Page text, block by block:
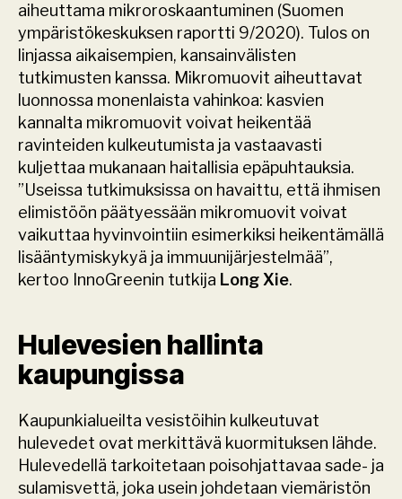
aiheuttama mikroroskaantuminen (Suomen
ympäristökeskuksen raportti 9/2020). Tulos on
linjassa aikaisempien, kansainvälisten
tutkimusten kanssa. Mikromuovit aiheuttavat
luonnossa monenlaista vahinkoa: kasvien
kannalta mikromuovit voivat heikentää
ravinteiden kulkeutumista ja vastaavasti
kuljettaa mukanaan haitallisia epäpuhtauksia.
”Useissa tutkimuksissa on havaittu, että ihmisen
elimistöön päätyessään mikromuovit voivat
vaikuttaa hyvinvointiin esimerkiksi heikentämällä
lisääntymiskykyä ja immuunijärjestelmää”,
kertoo InnoGreenin tutkija Long Xie.
Hulevesien hallinta
kaupungissa
Kaupunkialueilta vesistöihin kulkeutuvat
hulevedet ovat merkittävä kuormituksen lähde.
Hulevedellä tarkoitetaan poisohjattavaa sade- ja
sulamisvettä, joka usein johdetaan viemäristön